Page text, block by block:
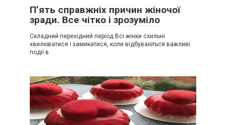
П’ять справжніх причин жіночої
зради. Все чітко і зрозуміло
Складний перехідний період Всі жінки схильні
хвилюватися і замикатися, коли відбуваються важливі
події в